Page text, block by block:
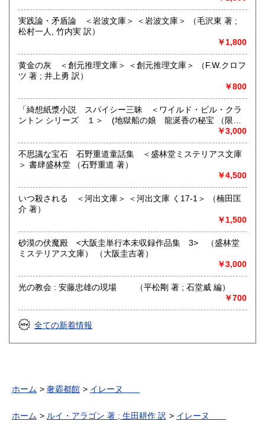
ミステリ、音楽
実践論・矛盾論 ＜岩波文庫＞ ＜岩波文庫＞ （毛沢東 著 ;
松村一人, 竹内実 訳）
￥1,800
黄金の灰 ＜創元推理文庫＞ ＜創元推理文庫＞ （F.W.クロフ
ツ 著 ; 井上勇 訳）
￥800
「綺想紙漿小説 スパイシー三昧 ＜ワイルド・ビル・クラ
ントン シリーズ １＞ (地獄船の娘 龍涎香の秘宝 （限定
寛訳）
￥3,000
不思議な宝石 石野重道童話集 ＜盛林堂ミステリアス文庫
＞ 書肆盛林堂 （石野重道 著）
￥4,500
いつ殺される ＜河出文庫＞ ＜河出文庫 く17-1＞ （楠田匡
介 著）
￥1,500
砂漠の伏魔殿 <大阪圭単行本未収録作品集 3> （盛林堂
ミステリアス文庫） （大阪圭吉著）
￥3,000
光の教会 : 安藤忠雄の現場 （平松剛 著 ; 石堂威 編）
￥700
全ての新着情報
ホーム 奢霸都館 イレーヌ
ホーム ルイ・アラゴン 著 ; 生田耕作 訳 イレーヌ